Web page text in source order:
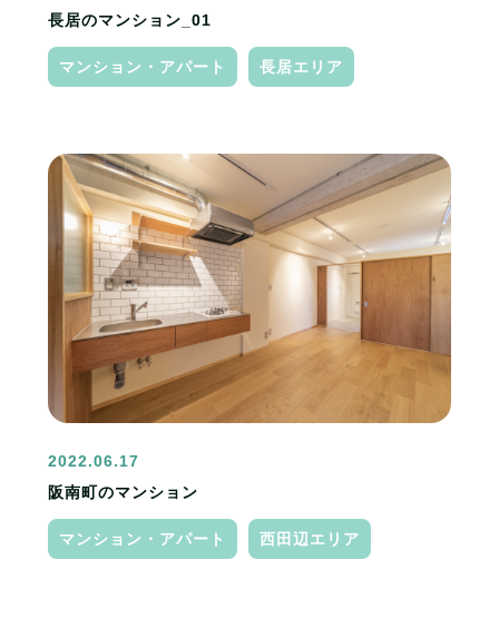
長居のマンション_01
マンション・アパート 長居エリア
2022.06.17
阪南町のマンション
マンション・アパート 西田辺エリア